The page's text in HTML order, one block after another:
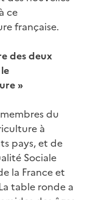
ce
française.
des deux
»
du
à
pays, et de
Sociale
la France et
table ronde a